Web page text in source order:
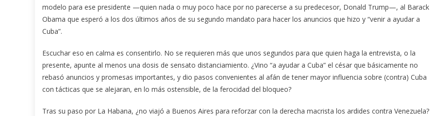
modelo para ese presidente —quien nada o muy poco hace por no parecerse a su predecesor, Donald Trump—, al Barack
Obama que esperó a los dos últimos años de su segundo mandato para hacer los anuncios que hizo y “venir a ayudar a
Cuba”.
Escuchar eso en calma es consentirlo. No se requieren más que unos segundos para que quien haga la entrevista, o la
presente, apunte al menos una dosis de sensato distanciamiento. ¿Vino “a ayudar a Cuba” el césar que básicamente no
rebasó anuncios y promesas importantes, y dio pasos convenientes al afán de tener mayor influencia sobre (contra) Cuba
con tácticas que se alejaran, en lo más ostensible, de la ferocidad del bloqueo?
Tras su paso por La Habana, ¿no viajó a Buenos Aires para reforzar con la derecha macrista los ardides contra Venezuela?